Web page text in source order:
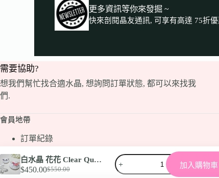
更多資訊等你來發掘 ~
快來剖閱晶友通訊, 可享有高達 75折
需要協助?
想我們幫忙找合適水晶, 想詢問訂單狀態, 都可以來找我
們.
會員地帶
訂單紀錄
手鏈測量指南
首飾保養
白水晶 花花 Clear Quartz 手鏈
$550.00
$450.00 加入購物車